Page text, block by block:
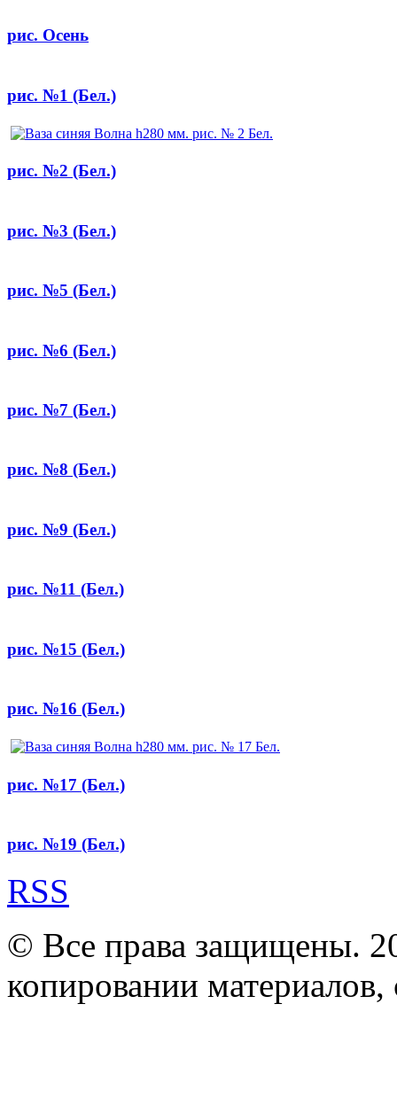
рис. Осень
рис. №1 (Бел.)
рис. №2 (Бел.)
рис. №3 (Бел.)
рис. №5 (Бел.)
рис. №6 (Бел.)
рис. №7 (Бел.)
рис. №8 (Бел.)
рис. №9 (Бел.)
рис. №11 (Бел.)
рис. №15 (Бел.)
рис. №16 (Бел.)
рис. №17 (Бел.)
рис. №19 (Бел.)
RSS
© Все права защищены.
копировании материалов,